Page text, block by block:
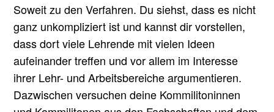
Soweit zu den Verfahren. Du siehst, dass es nicht
ganz unkompliziert ist und kannst dir vorstellen,
dass dort viele Lehrende mit vielen Ideen
aufeinander treffen und vor allem im Interesse
ihrer Lehr- und Arbeitsbereiche argumentieren.
Dazwischen versuchen deine Kommilitoninnen